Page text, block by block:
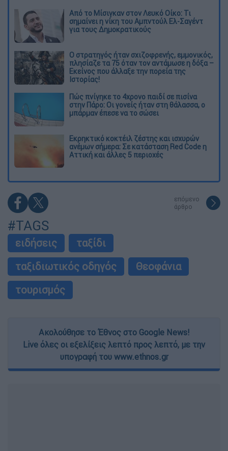
Από το Μίσιγκαν στον Λευκό Οίκο: Τι
σημαίνει η νίκη του Αμπντούλ Ελ-Σαγέντ
για τους Δημοκρατικούς
O στρατηγός ήταν σχιζοφρενής, εμμονικός,
πλησίαζε τα 75 όταν τον αντάμωσε η δόξα –
Εκείνος που άλλαξε την πορεία της
Ιστορίας!
Πώς πνίγηκε το 4χρονο παιδί σε πισίνα
στην Πάρο: Οι γονείς ήταν στη θάλασσα, ο
μπάρμαν έπεσε να το σώσει
Εκρηκτικό κοκτέιλ ζέστης και ισχυρών
ανέμων σήμερα: Σε κατάσταση Red Code η
Αττική και άλλες 5 περιοχές
επόμενο
άρθρο
#TAGS
ειδήσεις
ταξίδι
ταξιδιωτικός οδηγός
Θεοφάνια
τουρισμός
Ακολούθησε το Έθνος στο Google News!
Live όλες οι εξελίξεις λεπτό προς λεπτό, με την
υπογραφή του www.ethnos.gr